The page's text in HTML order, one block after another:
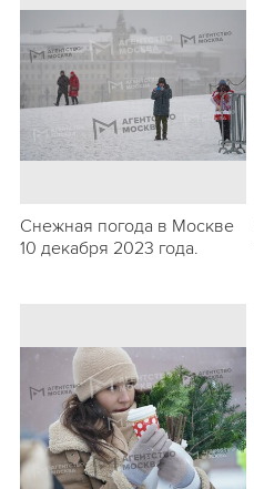
Снежная погода в Москве
10 декабря 2023 года.